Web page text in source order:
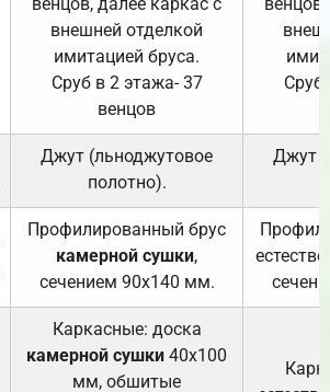
внешней отделкой
имитацией бруса.
Сруб в 2 этажа- 37
венцов
Сруб
Джут (льноджутовое
полотно).
Джут
Профилированный брус
камерной сушки,
сечением 90х140 мм.
Каркасные: доска
камерной сушки 40х100
мм, обшитые